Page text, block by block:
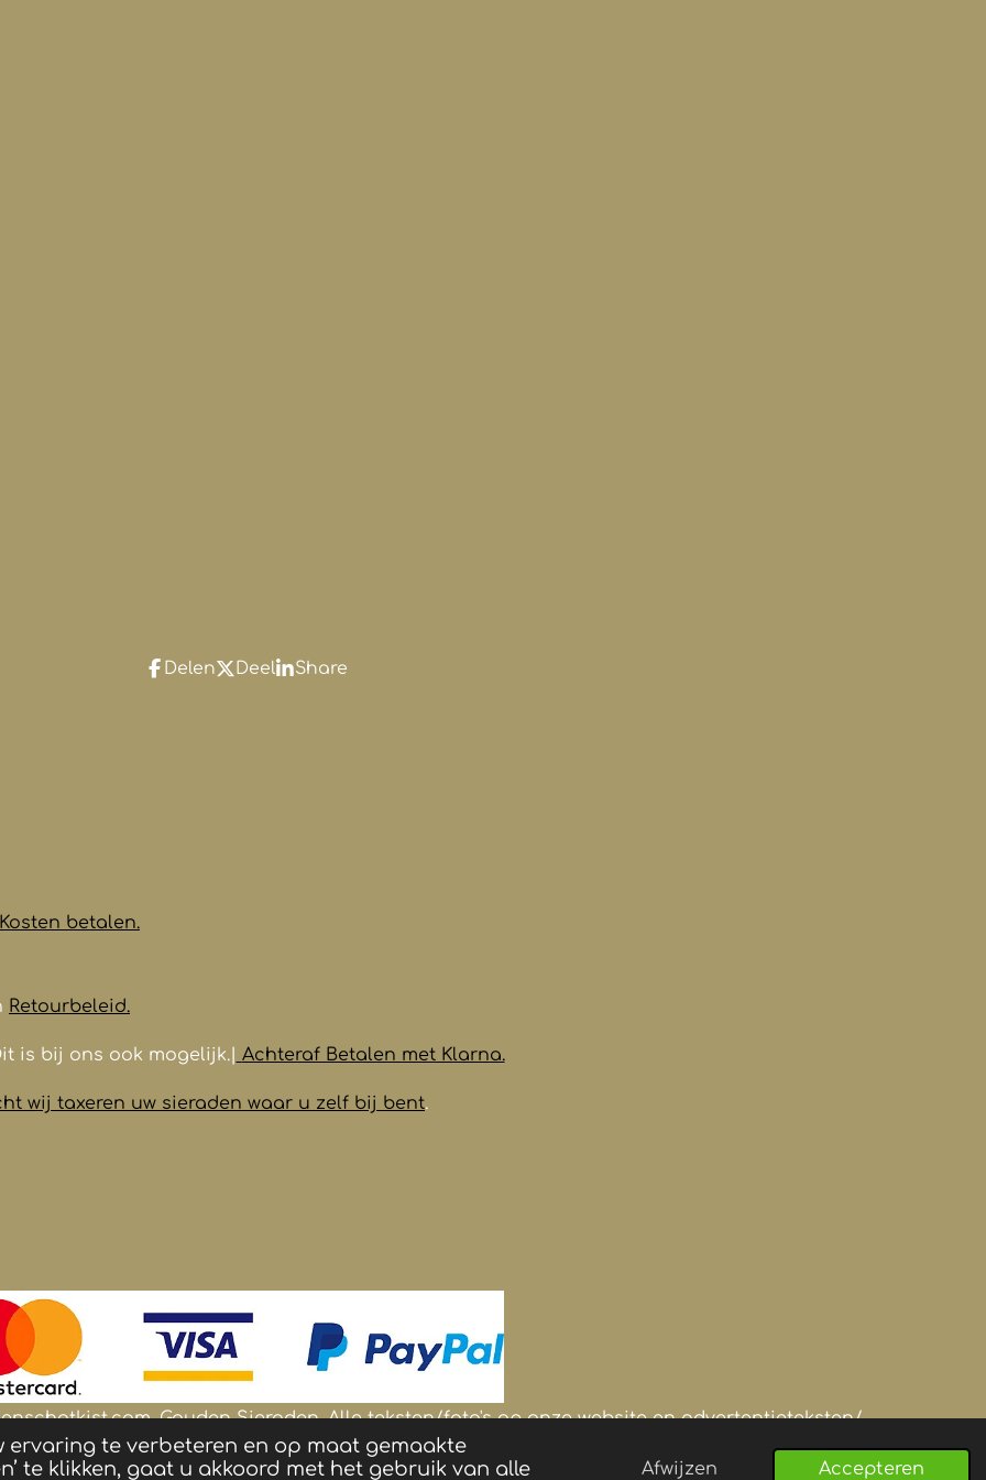
ervaring te verbeteren en op maat gemaakte
te klikken, gaat u akkoord met het gebruik van alle
Afwijzen Accepteren
Delen Deel Share
Kosten betalen.
Retourbeleid.
is bij ons ook mogelijk.| Achteraf Betalen met Klarna.
wij taxeren uw sieraden waar u zelf bij bent.
Gouden Sieraden.Alle teksten/foto's op onze website en advertentieteksten/-
eigendom van Goudenschatkist.com